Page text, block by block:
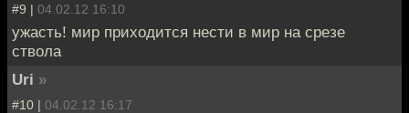
#9 | 04.02.12 16:10
ужасть! мир приходится нести в мир на срезе
ствола
Uri »
#10 | 04.02.12 16:17